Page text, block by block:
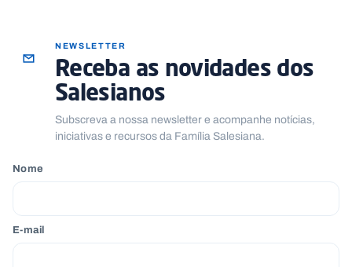
NEWSLETTER
Receba as novidades dos
Salesianos
Subscreva a nossa newsletter e acompanhe notícias,
iniciativas e recursos da Família Salesiana.
Nome
E-mail